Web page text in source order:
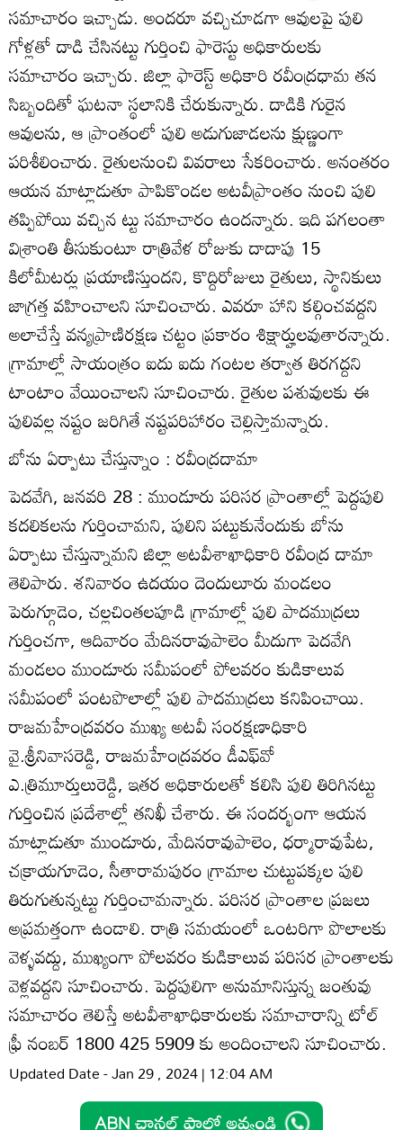
సమాచారం ఇచ్చాడు. అందరూ వచ్చిచూడగా ఆవులపై పులి
గోళ్లతో దాడి చేసినట్టు గుర్తించి ఫారెస్టు అధికారులకు
సమాచారం ఇచ్చారు. జిల్లా ఫారెస్ట్‌ అధికారి రవీంద్రధామ తన
సిబ్బందితో ఘటనా స్థలానికి చేరుకున్నారు. దాడికి గురైన
ఆవులను, ఆ ప్రాంతంలో పులి అడుగుజాడలను క్షుణ్ణంగా
పరిశీలించారు. రైతులనుంచి వివరాలు సేకరించారు. అనంతరం
ఆయన మాట్లాడుతూ పాపికొండల అటవీప్రాంతం నుంచి పులి
తప్పిపోయి వచ్చిన ట్టు సమాచారం ఉందన్నారు. ఇది పగలంతా
విశ్రాంతి తీసుకుంటూ రాత్రివేళ రోజుకు దాదాపు 15
కిలోమీటర్లు ప్రయాణిస్తుందని, కొద్దిరోజులు రైతులు, స్థానికులు
జాగ్రత్త వహించాలని సూచించారు. ఎవరూ హాని కల్గించవద్దని
అలాచేస్తే వన్యప్రాణిరక్షణ చట్టం ప్రకారం శిక్షార్హులవుతారన్నారు.
గ్రామాల్లో సాయంత్రం ఐదు ఐదు గంటల తర్వాత తిరగద్దని
టాంటాం వేయించాలని సూచించారు. రైతుల పశువులకు ఈ
పులివల్ల నష్టం జరిగితే నష్టపరిహారం చెల్లిస్తామన్నారు.
బోను ఏర్పాటు చేస్తున్నాం : రవీంద్రదామా
పెదవేగి, జనవరి 28 : ముండూరు పరిసర ప్రాంతాల్లో పెద్దపులి
కదలికలను గుర్తించామని, పులిని పట్టుకునేందుకు బోను
ఏర్పాటు చేస్తున్నామని జిల్లా అటవీశాఖాధికారి రవీంద్ర దామా
తెలిపారు. శనివారం ఉదయం దెందులూరు మండలం
పెరుగ్గూడెం, చల్లచింతలపూడి గ్రామాల్లో పులి పాదముద్రలు
గుర్తించగా, ఆదివారం మేదినరావుపాలెం మీదుగా పెదవేగి
మండలం ముండూరు సమీపంలో పోలవరం కుడికాలువ
సమీపంలో పంటపొలాల్లో పులి పాదముద్రలు కనిపించాయి.
రాజమహేంద్రవరం ముఖ్య అటవీ సంరక్షణాధికారి
వై.శ్రీనివాసరెడ్డి, రాజమహేంద్రవరం డీఎఫ్‌వో
ఎ.త్రిమూర్తులురెడ్డి, ఇతర అధికారులతో కలిసి పులి తిరిగినట్టు
గుర్తించిన ప్రదేశాల్లో తనిఖీ చేశారు. ఈ సందర్భంగా ఆయన
మాట్లాడుతూ ముండూరు, మేదినరావుపాలెం, ధర్మారావుపేట,
చక్రాయగూడెం, సీతారామపురం గ్రామాల చుట్టుపక్కల పులి
తిరుగుతున్నట్టు గుర్తించామన్నారు. పరిసర ప్రాంతాల ప్రజలు
అప్రమత్తంగా ఉండాలి. రాత్రి సమయంలో ఒంటరిగా పొలాలకు
వెళ్ళవద్దు, ముఖ్యంగా పోలవరం కుడికాలువ పరిసర ప్రాంతాలకు
వెళ్లవద్దని సూచించారు. పెద్దపులిగా అనుమానిస్తున్న జంతువు
సమాచారం తెలిస్తే అటవీశాఖాధికారులకు సమాచారాన్ని టోల్‌
ఫ్రీ నంబర్‌ 1800 425 5909 కు అందించాలని సూచించారు.
Updated Date - Jan 29 , 2024 | 12:04 AM